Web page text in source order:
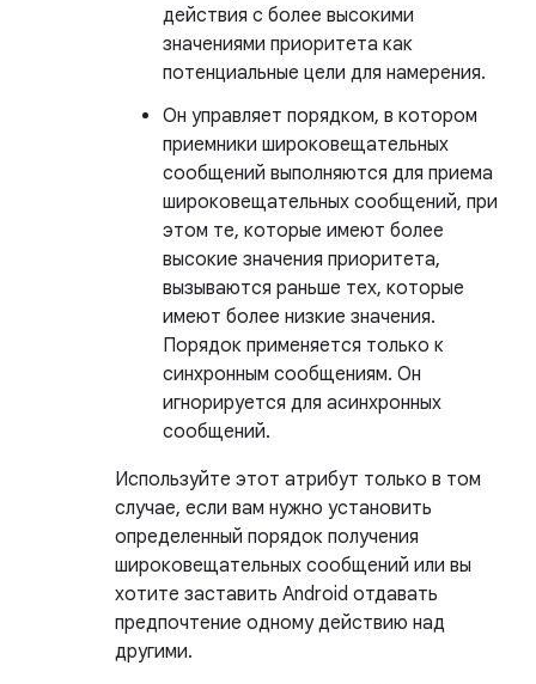
действия с более высокими
значениями приоритета как
потенциальные цели для намерения.
Он управляет порядком, в котором
приемники широковещательных
сообщений выполняются для приема
широковещательных сообщений, при
этом те, которые имеют более
высокие значения приоритета,
вызываются раньше тех, которые
имеют более низкие значения.
Порядок применяется только к
синхронным сообщениям. Он
игнорируется для асинхронных
сообщений.
Используйте этот атрибут только в том
случае, если вам нужно установить
определенный порядок получения
широковещательных сообщений или вы
хотите заставить Android отдавать
предпочтение одному действию над
другими.